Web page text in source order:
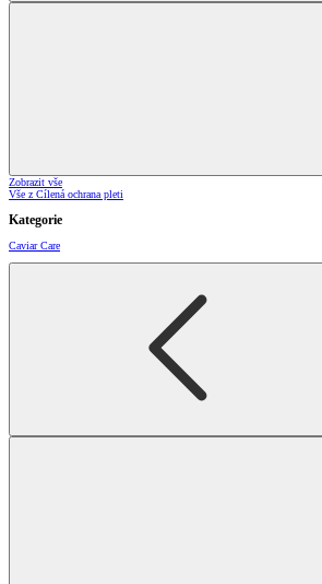
Zobrazit vše
Vše z Cílená ochrana pleti
Kategorie
Caviar Care